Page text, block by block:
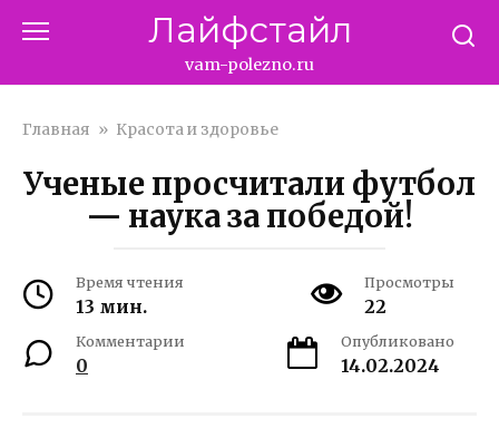
Лайфстайл
vam-polezno.ru
Главная » Красота и здоровье
Ученые просчитали футбол
— наука за победой!
Время чтения
13 мин.
Просмотры
22
Комментарии
0
Опубликовано
14.02.2024